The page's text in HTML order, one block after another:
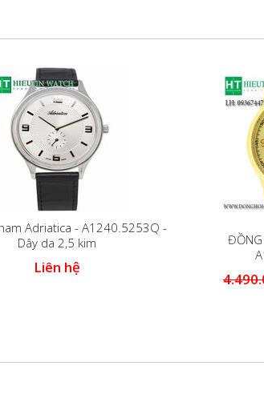
Adriatica - A1240.5253Q -
Dây da 2,5 kim
Liên hệ
ĐỒNG